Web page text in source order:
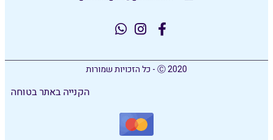
Ⓒ 2020 - כל הזכויות שמורות
הקנייה באתר בטוחה